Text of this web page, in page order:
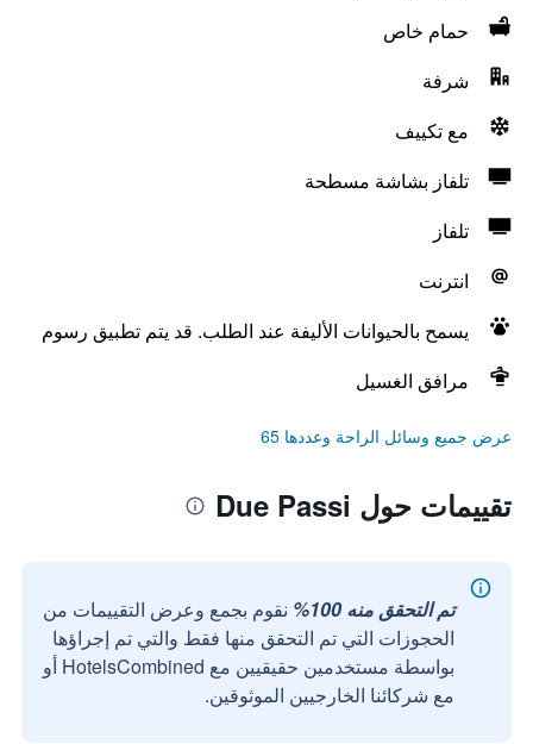
حمام خاص
شرفة
مع تكييف
تلفاز بشاشة مسطحة
تلفاز
انترنت
يسمح بالحيوانات الأليفة عند الطلب. قد يتم تطبيق رسوم
مرافق الغسيل
عرض جميع وسائل الراحة وعددها 65
تقييمات حول Due Passi
تم التحقق منه 100%
نقوم بجمع وعرض التقييمات من
الحجوزات التي تم التحقق منها فقط والتي تم إجراؤها
بواسطة مستخدمين حقيقيين مع HotelsCombined أو
مع شركائنا الخارجيين الموثوقين.